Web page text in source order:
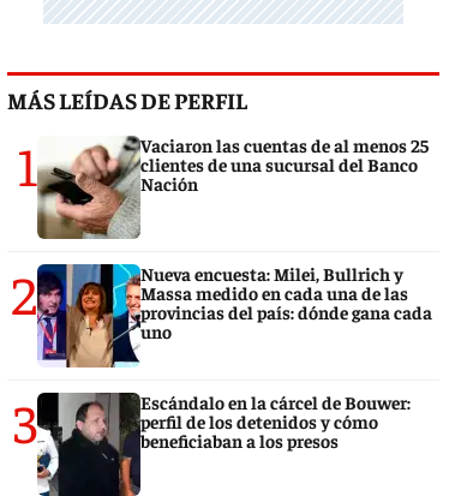
MÁS LEÍDAS DE PERFIL
1
Vaciaron las cuentas de al menos 25
clientes de una sucursal del Banco
Nación
2
Nueva encuesta: Milei, Bullrich y
Massa medido en cada una de las
provincias del país: dónde gana cada
uno
3
Escándalo en la cárcel de Bouwer:
perfil de los detenidos y cómo
beneficiaban a los presos